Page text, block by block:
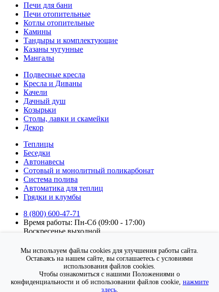
Печи для бани
Печи отопительные
Котлы отопительные
Камины
Тандыры и комплектующие
Казаны чугунные
Мангалы
Подвесные кресла
Кресла и Диваны
Качели
Дачный душ
Козырьки
Столы, лавки и скамейки
Декор
Теплицы
Беседки
Автонавесы
Сотовый и монолитный поликарбонат
Система полива
Автоматика для теплиц
Грядки и клумбы
8 (800) 600-47-71
Время работы: Пн-Сб (09:00 - 17:00)
Воскресенье выходной.
Подписка на новости
Подписаться
обработку персональных данных
Мы используем файлы cookies для улучшения работы сайта.
Оставаясь на нашем сайте, вы соглашаетесь с условиями
использования файлов cookies.
Чтобы ознакомиться с нашими Положениями о
конфиденциальности и об использовании файлов cookie, нажмите
здесь.